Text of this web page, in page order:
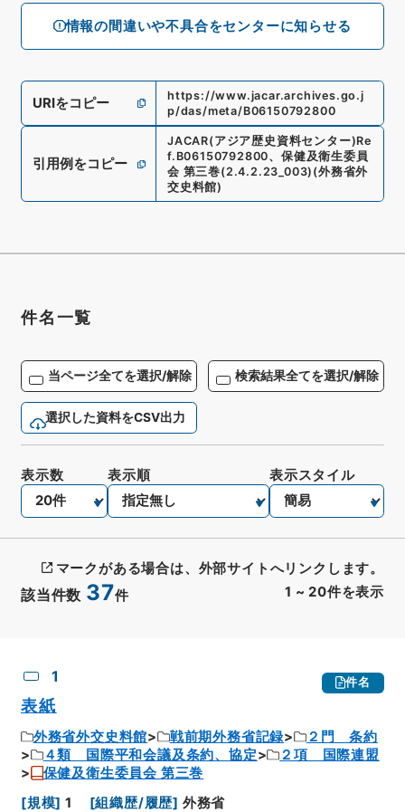
情報の間違いや不具合をセンターに知らせる
URIをコピー
https://www.jacar.archives.go.j
p/das/meta/B06150792800
引用例をコピー
JACAR(アジア歴史資料センター)Re
f. B06150792800、 保健及衛生委員
会 第三巻(2.4.2.23_003) (外務省外
交史料館)
件名一覧
当ページ全てを選択/解除 検索結果全てを選択/解除
選択した資料をCSV出力
該当件数 37件 1 ~ 20件を表示
表示数 表示順 表示スタイル
マークがある場合は、外部サイトへリンクします。
1 件名
表紙
外務省外交史料館 戦前期外務省記録
２門 条約
４類 国際平和会議及条約、協定
２項 国際連盟
保健及衛生委員会 第三巻
[規模] 1 [組織歴/履歴] 外務省